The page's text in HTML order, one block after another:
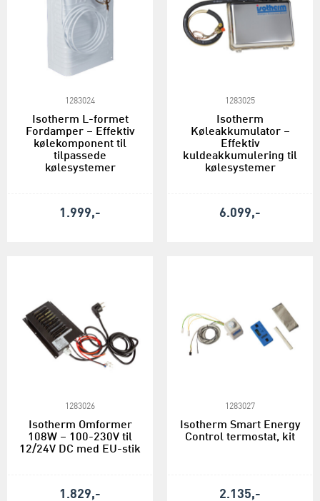
1283024
Isotherm L-formet
Fordamper – Effektiv
kølekomponent til
tilpassede
kølesystemer
1.999,-
1283025
Isotherm
Køleakkumulator –
Effektiv
kuldeakkumulering til
kølesystemer
6.099,-
1283026
Isotherm Omformer
108W – 100-230V til
12/24V DC med EU-stik
1.829,-
1283027
Isotherm Smart Energy
Control termostat, kit
2.135,-